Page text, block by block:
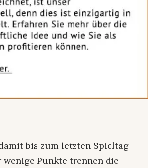
bis zum letzten Spieltag
Punkte trennen die